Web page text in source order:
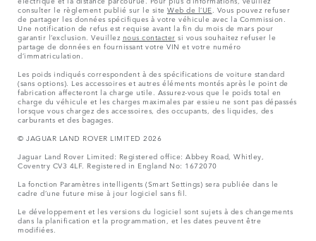
consulter le règlement publié sur le site Web de l’UE. Vous pouvez refuser
de partager les données spécifiques à votre véhicule avec la Commission.
Une notification de refus est requise avant la fin du mois de mars pour
garantir l’exclusion. Veuillez nous contacter si vous souhaitez refuser le
partage de données en fournissant votre VIN et votre numéro
d’immatriculation.
Les poids indiqués correspondent à des spécifications de voiture standard
(sans options). Les accessoires et autres éléments montés après le point de
fabrication affecteront la charge utile. Assurez-vous que le poids total en
charge du véhicule et les charges maximales par essieu ne sont pas dépassés
lorsque vous chargez des accessoires, des occupants, des liquides, des
carburants et des bagages.
© JAGUAR LAND ROVER LIMITED 2026
Jaguar Land Rover Limited: Registered office: Abbey Road, Whitley,
Coventry CV3 4LF. Registered in England No: 1672070
La fonction Paramètres intelligents (Smart Settings) sera publiée dans le
cadre d’une future mise à jour logiciel sans fil.
Le développement et les versions du logiciel sont sujets à des changements
dans la planification et la programmation, et les dates peuvent être
modifiées.